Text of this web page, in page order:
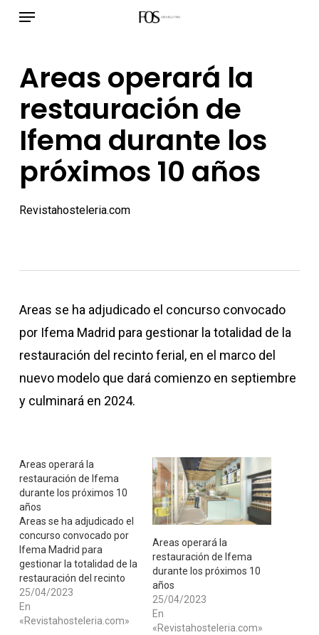
principal
Menú
Areas operará la
restauración de
Ifema durante los
próximos 10 años
Revistahosteleria.com
Areas se ha adjudicado el concurso convocado
por Ifema Madrid para gestionar la totalidad de la
restauración del recinto ferial, en el marco del
nuevo modelo que dará comienzo en septiembre
y culminará en 2024.
Areas operará la
restauración de Ifema
durante los próximos 10
años
Areas se ha adjudicado el
concurso convocado por
Ifema Madrid para
gestionar la totalidad de la
restauración del recinto
ferial, en el marco del
nuevo modelo que dará
comienzo en septiembre
25/04/2023
En
«Revistahosteleria.com»
Areas operará la
restauración de Ifema
durante los próximos 10
años
25/04/2023
En
«Revistahosteleria.com»